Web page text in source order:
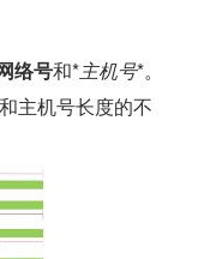
络号和*主机号*。
主机号长度的不